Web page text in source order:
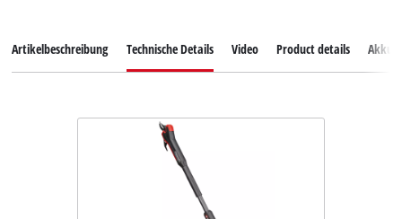
Artikelbeschreibung Technische Details Video Product details